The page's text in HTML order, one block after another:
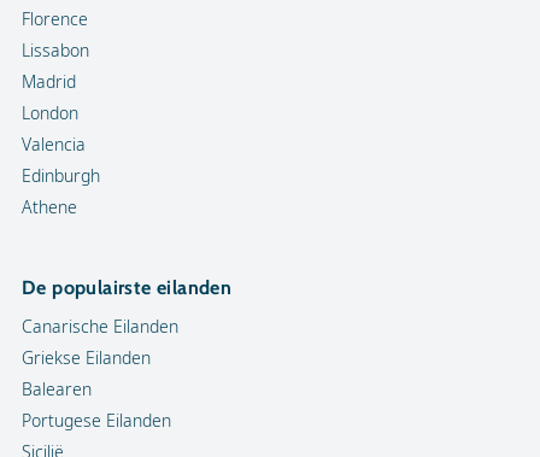
Florence
Lissabon
Madrid
London
Valencia
Edinburgh
Athene
De populairste eilanden
Canarische Eilanden
Griekse Eilanden
Balearen
Portugese Eilanden
Sicilië